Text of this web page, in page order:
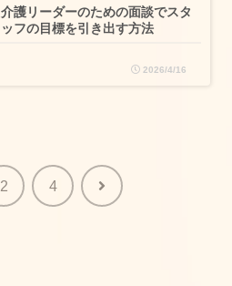
介護リーダーのための面談でスタ
ッフの目標を引き出す方法
2026/4/16
2 4 次